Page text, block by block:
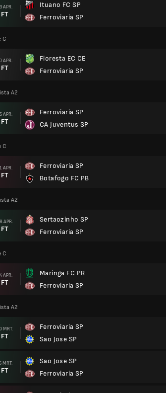
APR.
FT
Ituano FC SP
Ferroviaria SP
C
APR.
FT
Floresta EC CE
Ferroviaria SP
A2
APR.
FT
Ferroviaria SP
CA Juventus SP
C
APR.
FT
Ferroviaria SP
Botafogo FC PB
A2
APR.
FT
Sertaozinho SP
Ferroviaria SP
C
APR.
FT
Maringa FC PR
Ferroviaria SP
A2
MRT.
FT
Ferroviaria SP
Sao Jose SP
MRT.
FT
Sao Jose SP
Ferroviaria SP